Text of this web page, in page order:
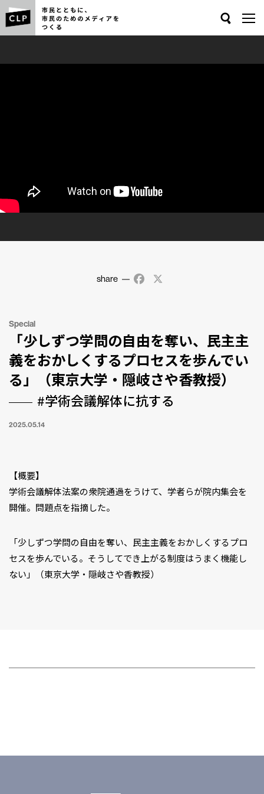
share Facebook
Special
「少しずつ学問の自由を奪い、民主主
義をおかしくするプロセスを歩んでい
る」（東京大学・隠岐さや香教授）
#学術会議解体に抗する
2025.05.14
【概要】
学術会議解体法案の衆院通過をうけて、学者らが院内集会を
開催。問題点を指摘した。
「少しずつ学問の自由を奪い、民主主義をおかしくするプロ
セスを歩んでいる。そうしてでき上がる制度はうまく機能し
ない」（東京大学・隠岐さや香教授）